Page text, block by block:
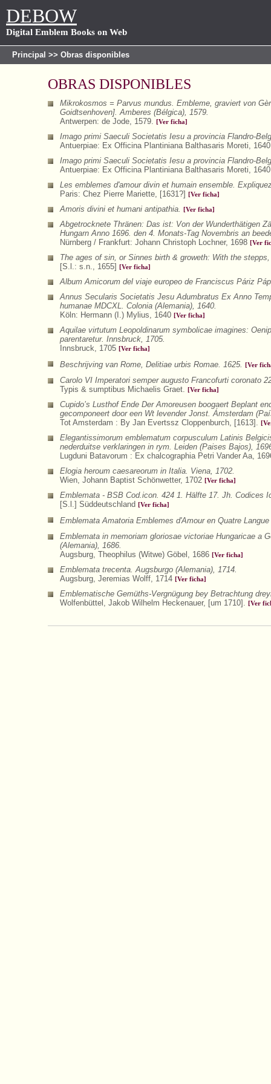
DEBOW
Digital Emblem Books on Web
Principal >> Obras disponibles
OBRAS DISPONIBLES
Mikrokosmos = Parvus mundus. Embleme, graviert von
Goidtsenhoven]. Amberes (Bélgica), 1579.
Antwerpen: de Jode, 1579.
[Ver ficha]
Imago primi Saeculi Societatis Iesu a provincia Flandro-
Antuerpiae: Ex Officina Plantiniana Balthasaris Moreti,
Imago primi Saeculi Societatis Iesu a provincia Flandro-
Antuerpiae: Ex Officina Plantiniana Balthasaris Moreti,
Les emblemes d'amour divin et humain ensemble.
Paris: Chez Pierre Mariette, [1631?]
[Ver ficha]
Amoris divini et humani antipathia. [Ver ficha]
Abgetrocknete Thränen: Das ist: Von der Wunderthätigen
Hungarn Anno 1696. den 4. Monats-Tag Novembris an
Nürnberg / Frankfurt: Johann Christoph Lochner, 1698 [Ver
The ages of sin, or Sinnes birth & groweth: With the
[S.l.: s.n., 1655]
[Ver ficha]
Album Amicorum del viaje europeo de Franciscus Páriz
Annus Secularis Societatis Jesu Adumbratus Ex Anno
humanae MDCXL. Colonia (Alemania), 1640.
Köln: Hermann (I.) Mylius, 1640 [Ver ficha]
Aquilae virtutum Leopoldinarum symbolicae imagines:
parentaretur. Innsbruck, 1705.
Innsbruck, 1705 [Ver ficha]
Beschrijving van Rome, Delitiae urbis Romae. 1625. [Ver
Carolo VI Imperatori semper augusto Francofurti coronato
Typis & sumptibus Michaelis Graet.
[Ver ficha]
Cupido’s Lusthof Ende Der Amoreusen boogaert Beplant
gecomponeert door een Wt levender Jonst. Ámsterdam
Tot Amsterdam : By Jan Evertssz Cloppenburch, [1613].
Elegantissimorum emblematum corpusculum Latinis
nederduitse verklaringen in rym. Leiden (Paises Bajos),
Lugduni Batavorum : Ex chalcographia Petri Vander Aa,
Elogia heroum caesareorum in Italia. Viena, 1702.
Wien, Johann Baptist Schönwetter, 1702 [Ver ficha]
Emblemata - BSB Cod.icon. 424 1. Hälfte 17. Jh. Codices
[S.l.] Süddeutschland
[Ver ficha]
Emblemata Amatoria Emblemes d'Amour en Quatre
Emblemata in memoriam gloriosae victoriae Hungaricae a
(Alemania), 1686.
Augsburg, Theophilus (Witwe) Göbel, 1686 [Ver ficha]
Emblemata trecenta. Augsburgo (Alemania), 1714.
Augsburg, Jeremias Wolff, 1714 [Ver ficha]
Emblematische Gemüths-Vergnügung bey Betrachtung
Wolfenbüttel, Jakob Wilhelm Heckenauer, [um 1710].
[Ver